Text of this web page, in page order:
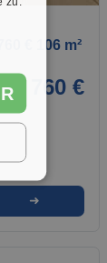
€ 106 m²
760 €
➜